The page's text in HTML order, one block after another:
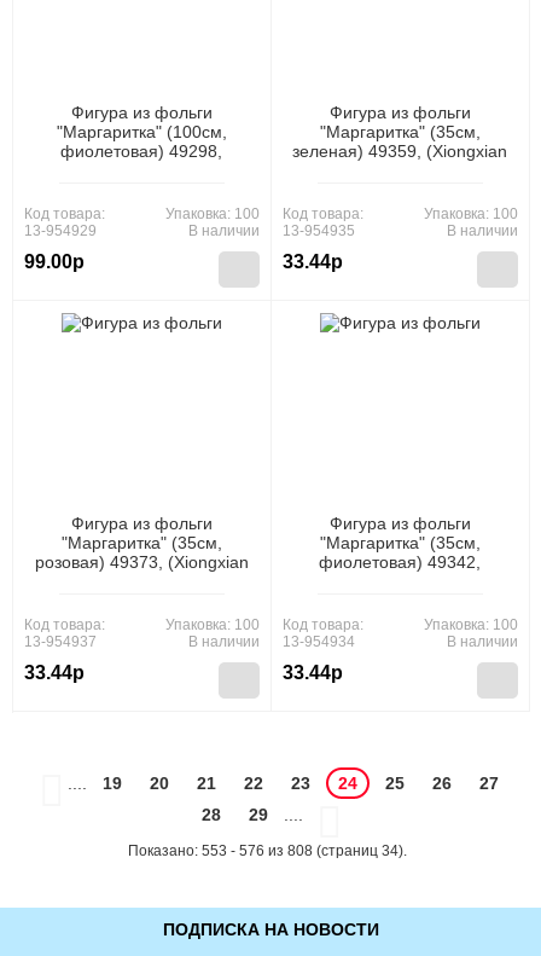
Фигура из фольги
"Маргаритка" (100см,
фиолетовая) 49298,
Код товара:
13-954929
99.00р
Упаковка: 100
В наличии
Фигура из фольги
"Маргаритка" (35см,
зеленая) 49359, (Xiongxian
Код товара:
13-954935
33.44р
Упаковка: 100
В наличии
Фигура из фольги
"Маргаритка" (35см,
розовая) 49373, (Xiongxian
Код товара:
13-954937
33.44р
Упаковка: 100
В наличии
Фигура из фольги
"Маргаритка" (35см,
фиолетовая) 49342,
Код товара:
13-954934
33.44р
Упаковка: 100
В наличии
19 20 21 22 23 24 25 26
27
28
29
Показано: 553 - 576 из 808 (страниц 34).
ПОДПИСКА НА НОВОСТИ